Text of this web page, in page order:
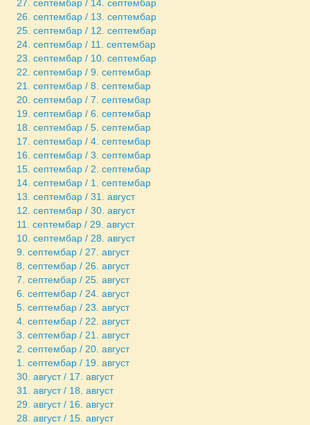
27. септембар / 14. септембар
26. септембар / 13. септембар
25. септембар / 12. септембар
24. септембар / 11. септембар
23. септембар / 10. септембар
22. септембар / 9. септембар
21. септембар / 8. септембар
20. септембар / 7. септембар
19. септембар / 6. септембар
18. септембар / 5. септембар
17. септембар / 4. септембар
16. септембар / 3. септембар
15. септембар / 2. септембар
14. септембар / 1. септембар
13. септембар / 31. август
12. септембар / 30. август
11. септембар / 29. август
10. септембар / 28. август
9. септембар / 27. август
8. септембар / 26. август
7. септембар / 25. август
6. септембар / 24. август
5. септембар / 23. август
4. септембар / 22. август
3. септембар / 21. август
2. септембар / 20. август
1. септембар / 19. август
30. август / 17. август
31. август / 18. август
29. август / 16. август
28. август / 15. август